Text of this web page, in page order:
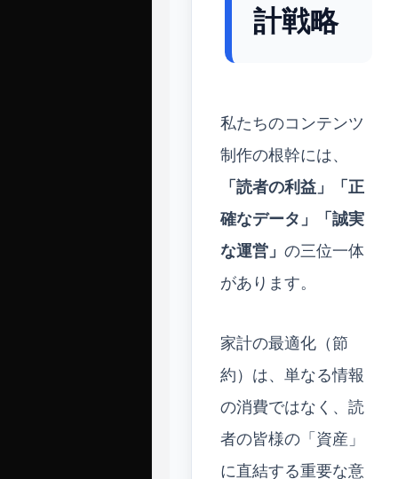
計戦略
私たちのコンテンツ
制作の根幹には、
「読者の利益」「正
確なデータ」「誠実
な運営」 の三位一体
があります。
家計の最適化（節
約）は、単なる情報
の消費ではなく、読
者の皆様の「資産」
に直結する重要な意